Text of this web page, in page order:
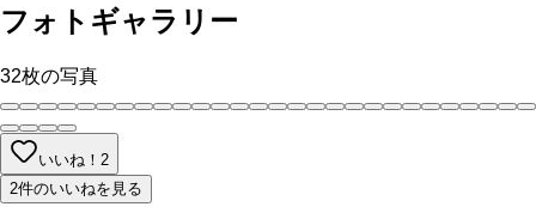
フォトギャラリー
32枚の写真
いいね！ 2
2件のいいねを見る